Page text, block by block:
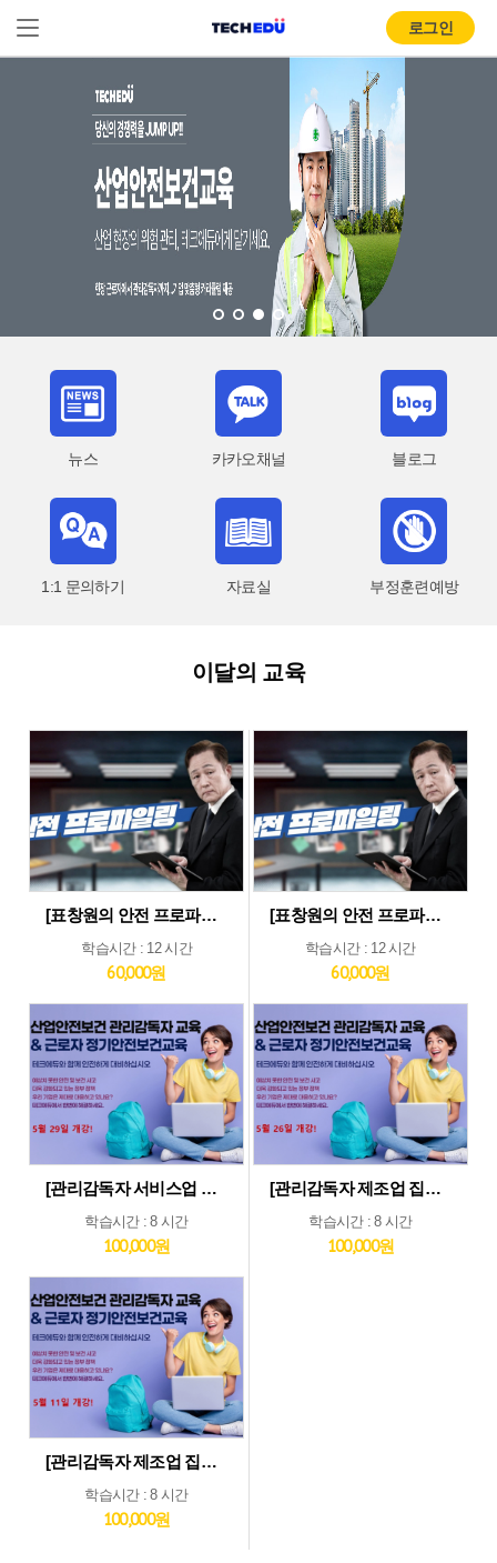
로그인
뉴스 카카오채널 블로그
1:1 문의하기 자료실 부정훈련예방
이달의 교육
[표창원의 안전 프로파일링] 제조업 현장근로자 정기안전보건교육 (상반기)
학습시간 : 12 시간
60,000원
[표창원의 안전 프로파일링] 기타업 현장근로자 정기안전보건교육 (상반기)
학습시간 : 12 시간
60,000원
[관리감독자 서비스업 및 기타업 집체교육_5월29일] 기타업종 및 서비스업종 관리감독자 집체 교육...5월29일 개강
학습시간 : 8 시간
100,000원
[관리감독자 제조업 집체교육_5월26일] 제조업종 관리감독자 집체 교육...5월26일 개강
학습시간 : 8 시간
100,000원
[관리감독자 제조업 집체교육_5월11일] 제조업종 관리감독자 집체 교육...5월11일 개강
학습시간 : 8 시간
100,000원